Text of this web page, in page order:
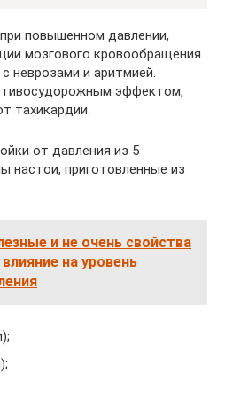
повышенном давлении,
мозгового кровообращения.
неврозами и аритмией.
эффектом,
тахикардии.
от давления из 5
настои, приготовленные из
и не очень свойства
на уровень